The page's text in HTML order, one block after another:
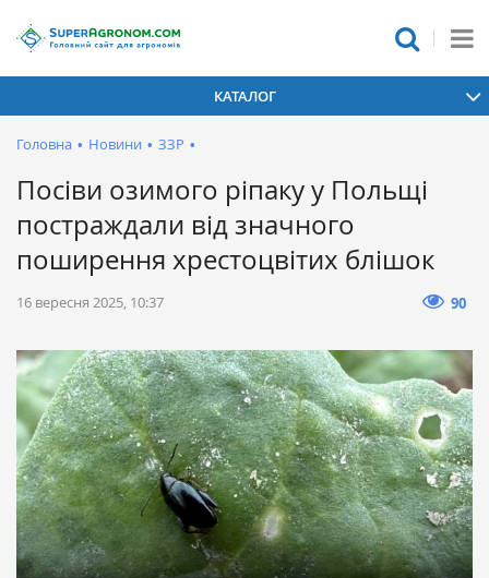
КАТАЛОГ
Головна • Новини • ЗЗР •
Посіви озимого ріпаку у Польщі
постраждали від значного
поширення хрестоцвітих блішок
16 вересня 2025, 10:37 90